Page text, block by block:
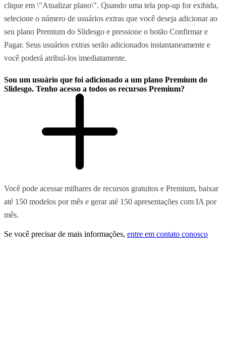
clique em \"Atualizar plano\". Quando uma tela pop-up for exibida,
selecione o número de usuários extras que você deseja adicionar ao
seu plano Premium do Slidesgo e pressione o botão Confirmar e
Pagar. Seus usuários extras serão adicionados instantaneamente e
você poderá atribuí-los imediatamente.
Sou um usuário que foi adicionado a um plano Premium do
Slidesgo. Tenho acesso a todos os recursos Premium?
Você pode acessar milhares de recursos gratuitos e Premium, baixar
até 150 modelos por mês e gerar até 150 apresentações com IA por
mês.
Se você precisar de mais informações, entre em contato conosco